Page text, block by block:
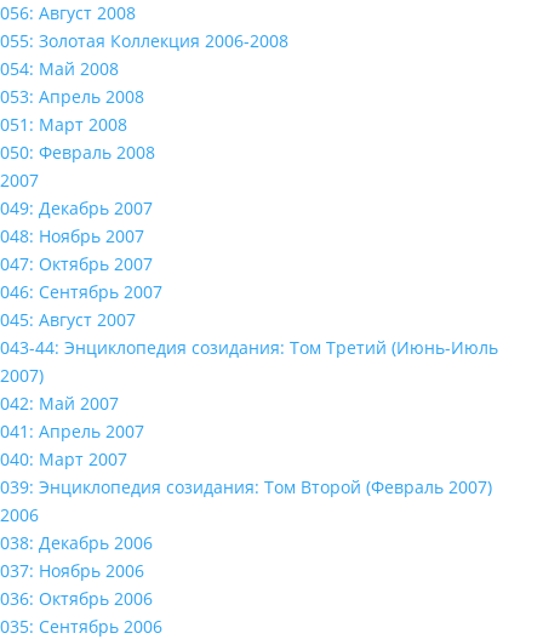
056: Август 2008
055: Золотая Коллекция 2006-2008
054: Май 2008
053: Апрель 2008
051: Март 2008
050: Февраль 2008
2007
049: Декабрь 2007
048: Ноябрь 2007
047: Октябрь 2007
046: Сентябрь 2007
045: Август 2007
043-44: Энциклопедия созидания: Том Третий (Июнь-Июль
2007)
042: Май 2007
041: Апрель 2007
040: Март 2007
039: Энциклопедия созидания: Том Второй (Февраль 2007)
2006
038: Декабрь 2006
037: Ноябрь 2006
036: Октябрь 2006
035: Сентябрь 2006